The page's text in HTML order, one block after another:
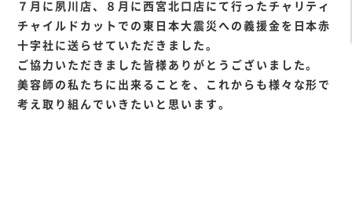
７月に夙川店、８月に西宮北口店にて行ったチャリティ
チャイルドカットでの東日本大震災への義援金を日本赤
十字社に送らせていただきました。
ご協力いただきました皆様ありがとうございました。
美容師の私たちに出来ることを、これからも様々な形で
考え取り組んでいきたいと思います。